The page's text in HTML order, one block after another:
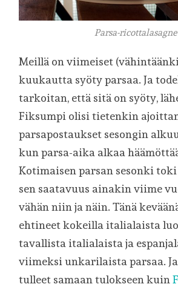
Parsa-ricottalasagne
Meillä on viimeiset
kuukautta syöty parsaa. Ja
tarkoitan, että sitä on syöty,
Fiksumpi olisi tietenkin
parsapostaukset sesongin
kun parsa-aika alkaa
Kotimaisen parsan sesonki
sen saatavuus ainakin viime
vähän niin ja näin. Tänä
ehtineet kokeilla italialaista
tavallista italialaista ja
viimeksi unkarilaista parsaa.
tulleet samaan tulokseen kuin